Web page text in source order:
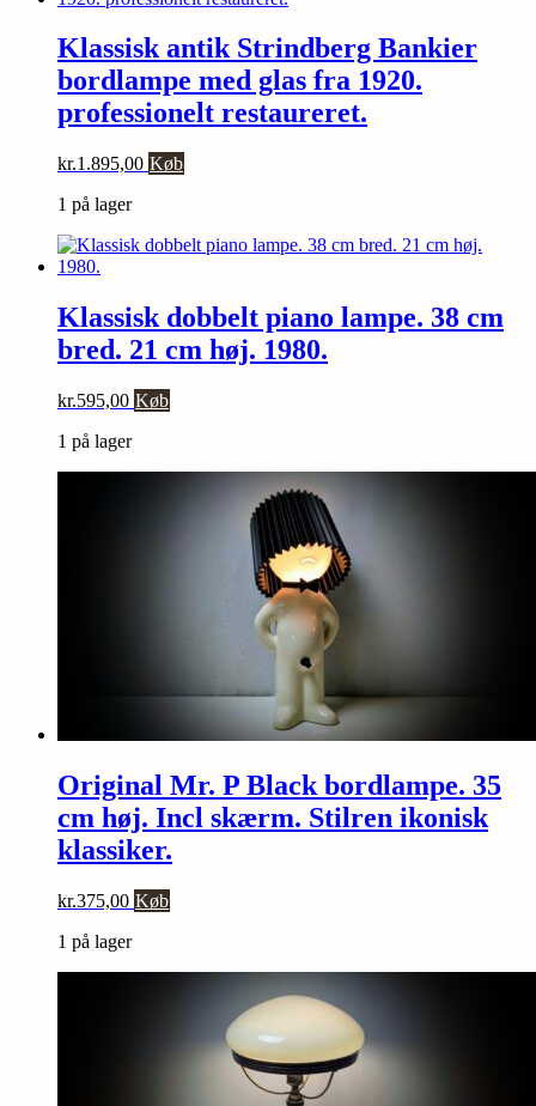
Klassisk antik Strindberg Bankier
bordlampe med glas fra 1920.
professionelt restaureret.
kr.1.895,00 Køb
1 på lager
Klassisk dobbelt piano lampe. 38 cm
bred. 21 cm høj. 1980.
kr.595,00 Køb
1 på lager
Original Mr. P Black bordlampe. 35
cm høj. Incl skærm. Stilren ikonisk
klassiker.
kr.375,00 Køb
1 på lager